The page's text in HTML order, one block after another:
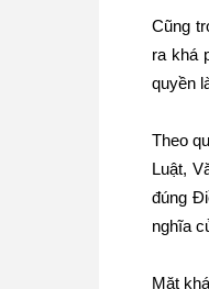
Cũng
ra khá
quyền
Theo
Luật,
đúng
nghĩa
Mặt